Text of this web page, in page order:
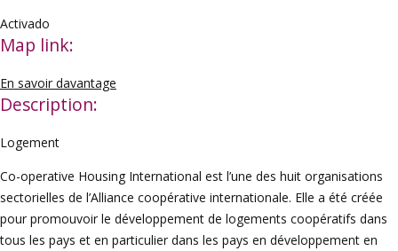
Activado
Map link:
En savoir davantage
Description:
Logement
Co-operative Housing International est l’une des huit organisations
sectorielles de l’Alliance coopérative internationale. Elle a été créée
pour promouvoir le développement de logements coopératifs dans
tous les pays et en particulier dans les pays en développement en